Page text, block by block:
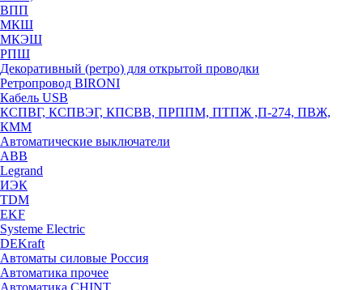
ВПП
МКШ
МКЭШ
РПШ
Декоративный (ретро) для открытой проводки
Ретропровод BIRONI
Кабель USB
КСПВГ, КСПВЭГ, КПСВВ, ПРППМ, ПТПЖ ,П-274, ПВЖ,
КММ
Автоматические выключатели
ABB
Legrand
ИЭК
TDM
EKF
Systeme Electric
DEKraft
Автоматы силовые Россия
Автоматика прочее
Автоматика CHINT